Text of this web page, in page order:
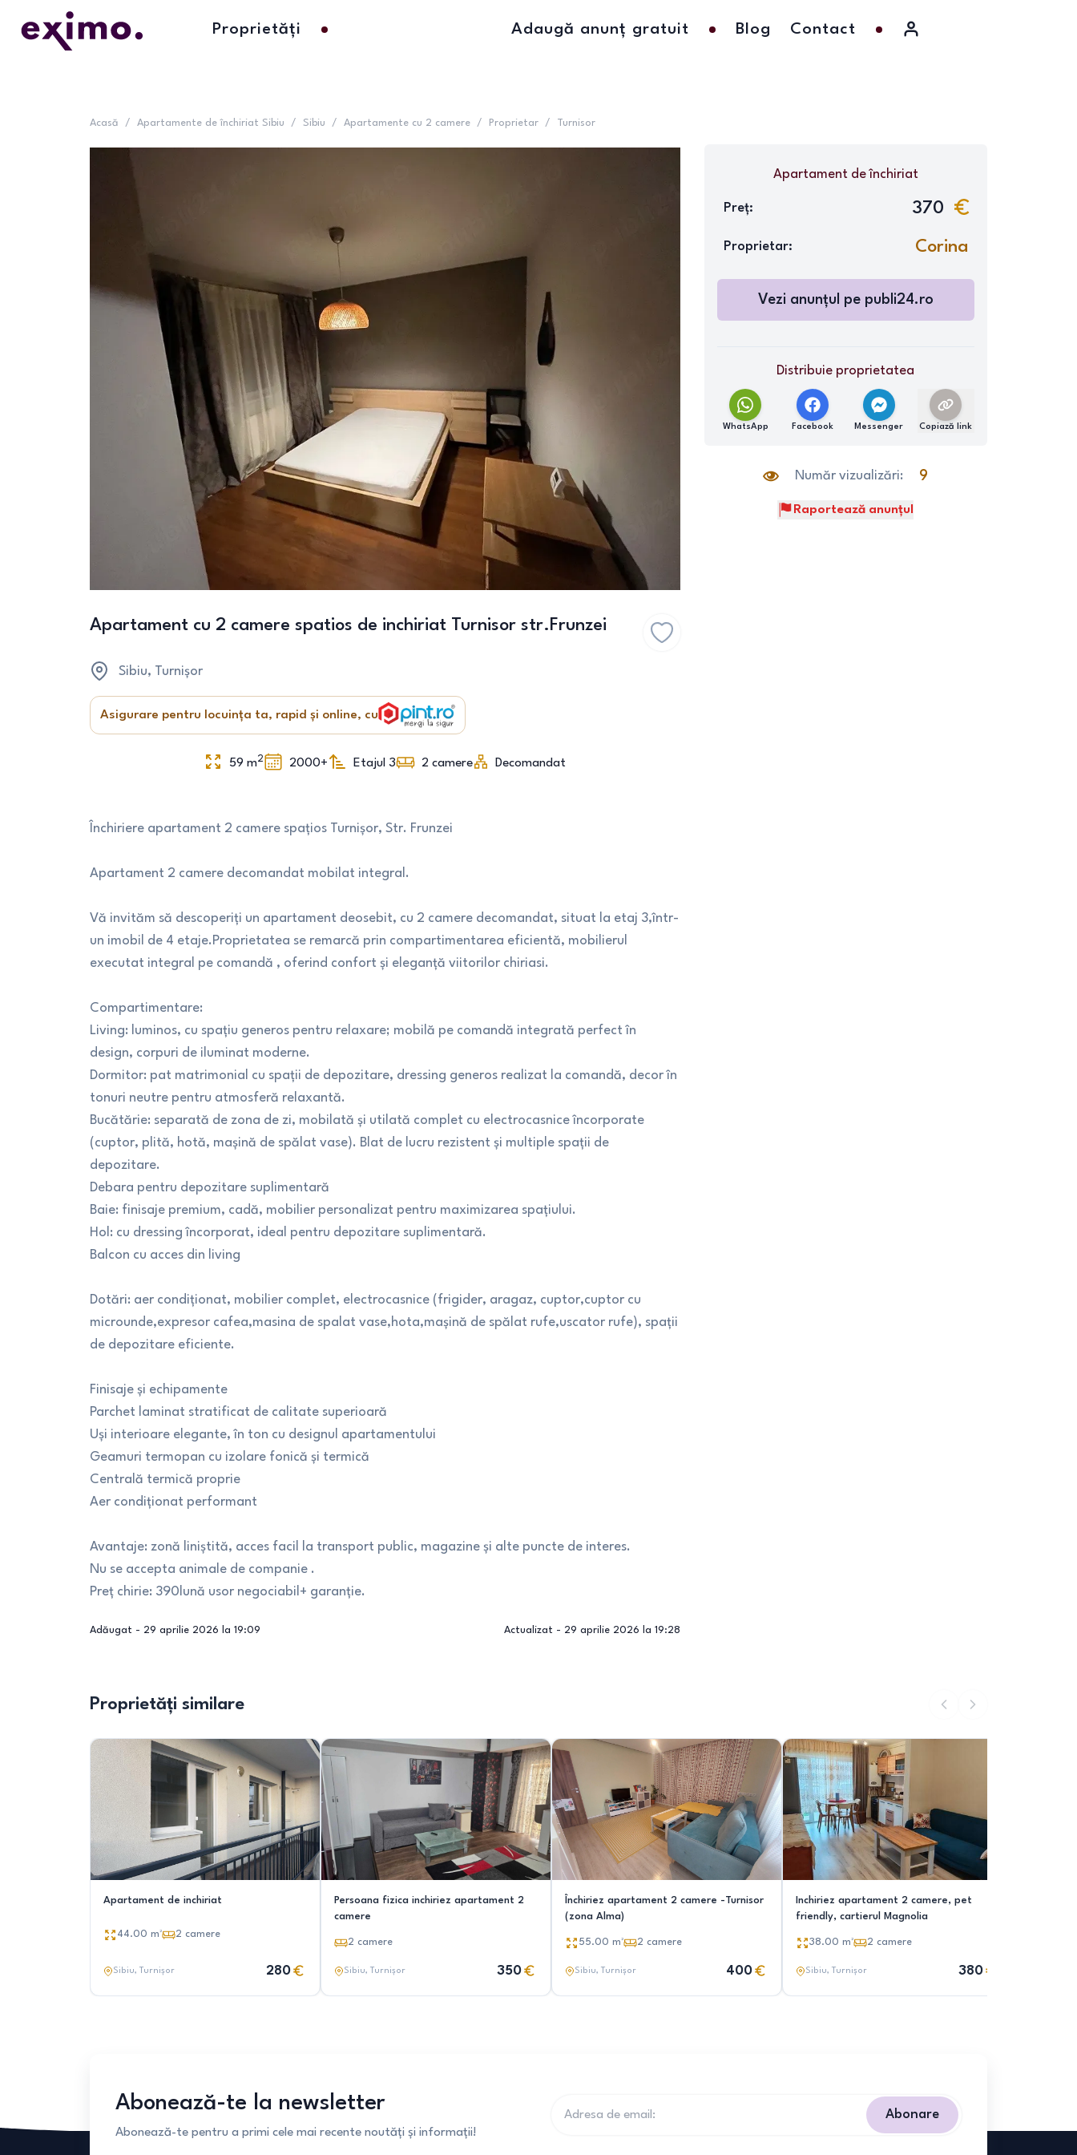
Proprietăți Adaugă anunț gratuit Blog Contact
Acasă / Apartamente de închiriat Sibiu / Sibiu / Apartamente cu 2 camere / Proprietar / Turnisor
Apartament cu 2 camere spatios de inchiriat Turnisor str.Frunzei
Sibiu, Turnișor
Asigurare pentru locuința ta, rapid și online, cu
59 m2 2000+ Etajul 3 2 camere Decomandat
Închiriere apartament 2 camere spațios Turnișor, Str. Frunzei
Apartament 2 camere decomandat mobilat integral.
Vă invităm să descoperiți un apartament deosebit, cu 2 camere decomandat, situat la etaj 3,într-
un imobil de 4 etaje.Proprietatea se remarcă prin compartimentarea eficientă, mobilierul
executat integral pe comandă , oferind confort și eleganță viitorilor chiriasi.
Compartimentare:
Living: luminos, cu spațiu generos pentru relaxare; mobilă pe comandă integrată perfect în
design, corpuri de iluminat moderne.
Dormitor: pat matrimonial cu spații de depozitare, dressing generos realizat la comandă, decor în
tonuri neutre pentru atmosferă relaxantă.
Bucătărie: separată de zona de zi, mobilată și utilată complet cu electrocasnice încorporate
(cuptor, plită, hotă, mașină de spălat vase). Blat de lucru rezistent și multiple spații de
depozitare.
Debara pentru depozitare suplimentară
Baie: finisaje premium, cadă, mobilier personalizat pentru maximizarea spațiului.
Hol: cu dressing încorporat, ideal pentru depozitare suplimentară.
Balcon cu acces din living
Dotări: aer condiționat, mobilier complet, electrocasnice (frigider, aragaz, cuptor,cuptor cu
microunde,expresor cafea,masina de spalat vase,hota,mașină de spălat rufe,uscator rufe), spații
de depozitare eficiente.
Finisaje și echipamente
Parchet laminat stratificat de calitate superioară
Uși interioare elegante, în ton cu designul apartamentului
Geamuri termopan cu izolare fonică și termică
Centrală termică proprie
Aer condiționat performant
Avantaje: zonă liniștită, acces facil la transport public, magazine și alte puncte de interes.
Nu se accepta animale de companie .
Preț chirie: 390lună usor negociabil+ garanție.
Adăugat - 29 aprilie 2026 la 19:09 Actualizat - 29 aprilie 2026 la 19:28
Apartamentde închiriat
Preț: 370
Proprietar: Corina
Vezi anunțul pe publi24.ro
Distribuie proprietatea
WhatsApp Facebook Messenger Copiază link
Număr vizualizări: 9
Raportează anunțul
Proprietăți similare
Apartament de inchiriat
44.00 m² 2 camere
Sibiu, Turnișor 280
Persoana fizica inchiriez apartament 2
camere
2 camere
Sibiu, Turnișor 350
Închiriez apartament 2 camere -Turnisor
(zona Alma)
55.00 m² 2 camere
Sibiu, Turnișor 400
Inchiriez apartament 2 camere, pet
friendly, cartierul Magnolia
38.00 m² 2 camere
Sibiu, Turnișor 380
Abonează-te la newsletter
Abonează-te pentru a primi cele mai recente noutăți și informații!
Abonare